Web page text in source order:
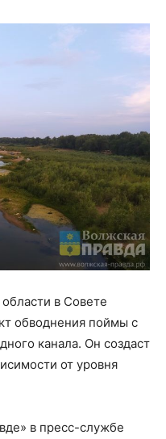
в Совете
обводнения поймы с
канала. Он создаст
от уровня
в пресс-службе